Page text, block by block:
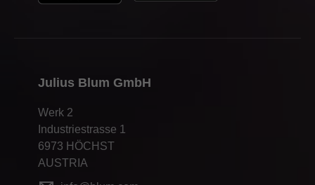
Julius Blum GmbH
Werk 2
Industriestrasse 1
6973 HÖCHST
AUSTRIA